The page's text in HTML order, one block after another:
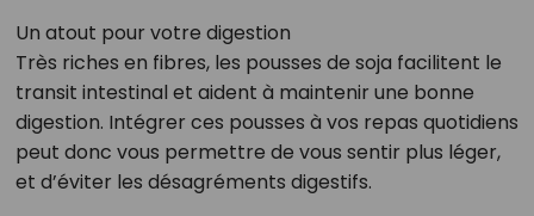
Un atout pour votre digestion
Très riches en fibres, les pousses de soja facilitent le
transit intestinal et aident à maintenir une bonne
digestion. Intégrer ces pousses à vos repas quotidiens
peut donc vous permettre de vous sentir plus léger,
et d’éviter les désagréments digestifs.